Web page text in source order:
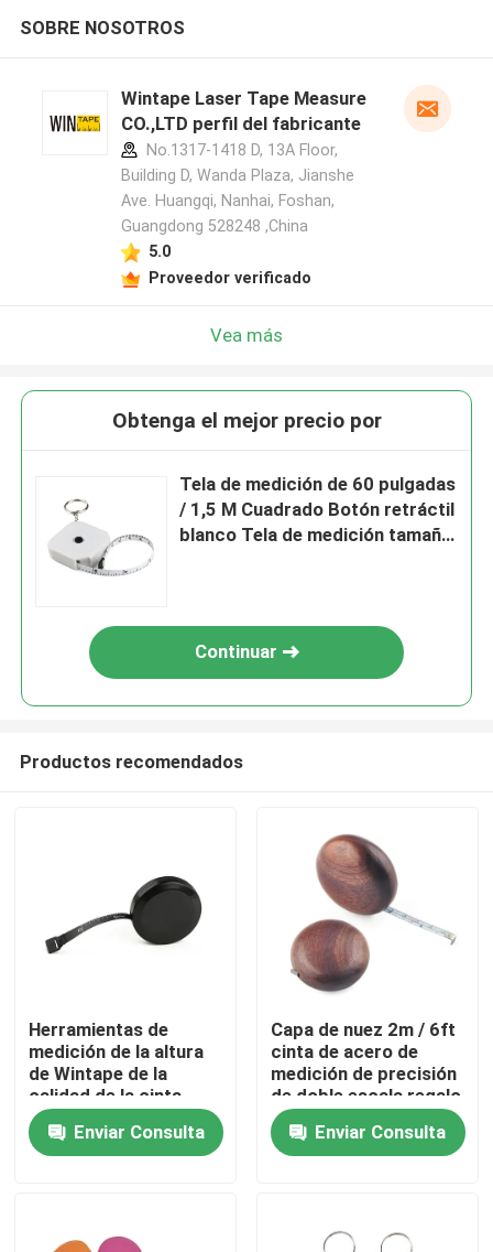
Hogar
Sobre nosotros
SOBRE NOSOTROS
Wintape Laser Tape Measure
CO.,LTD perfil del fabricante
No.1317-1418 D, 13A Floor,
Building D, Wanda Plaza, Jianshe
Ave. Huangqi, Nanhai, Foshan,
Guangdong 528248 ,China
5.0
Proveedor verificado
Vea más
Obtenga el mejor precio por
Tela de medición de 60 pulgadas
/ 1,5 M Cuadrado Botón retráctil
blanco Tela de medición tamaño
Continuar
Productos recomendados
Herramientas de
medición de la altura
de Wintape de la
calidad de la cinta
retractable a granel al
por mayor del cuerpo
negro con Platic Tab
Enviar Consulta
Capa de nuez 2m / 6ft
cinta de acero de
medición de precisión
de doble escala regalo
premium con diseño
duradero, bordes lisos
y hoja ancha de 6 mm
Enviar Consulta